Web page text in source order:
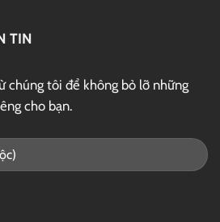
TIN
chúng tôi để không bỏ lỡ những
cho bạn.